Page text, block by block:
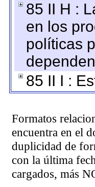
85 II H :
en los
políticas
85 II I :
Formatos
encuentra en el
duplicidad de
con la última
cargados, más